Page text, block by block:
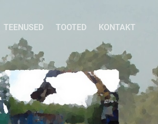
TEENUSED TOOTED KONTAKT